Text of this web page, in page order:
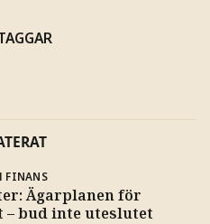
FINANS
Ägarplanen för
– bud inte uteslutet